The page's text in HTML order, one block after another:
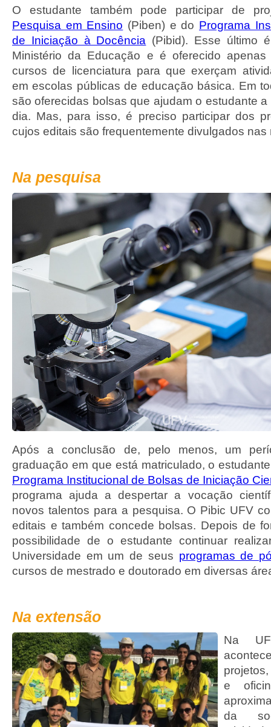
O estudante também pode participar de
Pesquisa em Ensino (Piben) e do Programa
de Iniciação à Docência (Pibid). Esse último
Ministério da Educação e é oferecido
cursos de licenciatura para que exerçam
em escolas públicas de educação básica. Em
são oferecidas bolsas que ajudam o estudante
dia. Mas, para isso, é preciso participar dos
cujos editais são frequentemente divulgados
Na pesquisa
Após a conclusão de, pelo menos, um
graduação em que está matriculado, o
Programa Institucional de Bolsas de Iniciação
programa ajuda a despertar a vocação
novos talentos para a pesquisa. O Pibic UFV
editais e também concede bolsas. Depois de
possibilidade de o estudante continuar
Universidade em um de seus programas de
cursos de mestrado e doutorado em diversas
Na extensão
Na
e
da